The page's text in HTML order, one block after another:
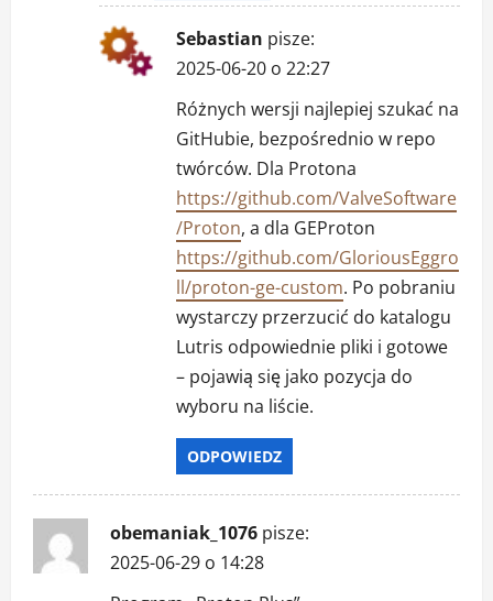
Sebastian pisze:
2025-06-20 o 22:27
Różnych wersji najlepiej szukać na
GitHubie, bezpośrednio w repo
twórców. Dla Protona
https://github.com/ValveSoftware
/Proton, a dla GEProton
https://github.com/GloriousEggro
ll/proton-ge-custom. Po pobraniu
wystarczy przerzucić do katalogu
Lutris odpowiednie pliki i gotowe
– pojawią się jako pozycja do
wyboru na liście.
ODPOWIEDZ
obemaniak_1076 pisze:
2025-06-29 o 14:28